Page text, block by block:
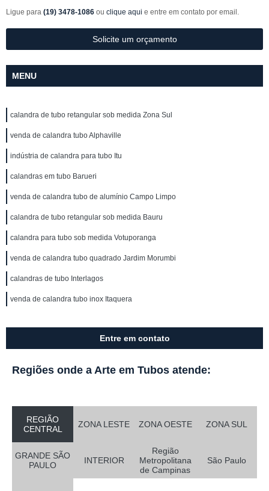
Ligue para (19) 3478-1086 ou clique aqui e entre em contato por email.
Solicite um orçamento
MENU
calandra de tubo retangular sob medida Zona Sul
venda de calandra tubo Alphaville
indústria de calandra para tubo Itu
calandras em tubo Barueri
venda de calandra tubo de alumínio Campo Limpo
calandra de tubo retangular sob medida Bauru
calandra para tubo sob medida Votuporanga
venda de calandra tubo quadrado Jardim Morumbi
calandras de tubo Interlagos
venda de calandra tubo inox Itaquera
Entre em contato
Regiões onde a Arte em Tubos atende:
REGIÃO
CENTRAL
ZONA LESTE ZONA OESTE ZONA SUL
GRANDE SÃO
PAULO
INTERIOR
Região
Metropolitana
de Campinas
São Paulo